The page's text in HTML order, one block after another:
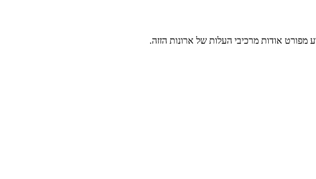
מפורט אודות מרכיבי העלות של ארונות הזזה.